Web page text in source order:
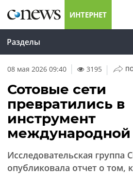
ИНТЕРНЕТ
Разделы
08 мая 2026 09:40 3195 |
Сотовые сети
превратились в
инструмент
Исследовательская группа
опубликовала отчет о том,